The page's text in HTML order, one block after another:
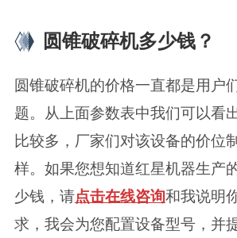
圆锥破碎机多少钱？
圆锥破碎机的价格一直都是用户
题。从上面参数表中我们可以看
比较多，厂家们对该设备的价位
样。如果您想知道红星机器生产
少钱，请点击在线咨询和我说明
求，我会为您配置设备型号，并